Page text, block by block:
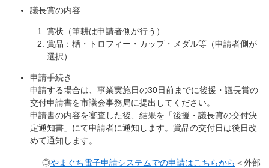
議長賞の内容
賞状（筆耕は申請者側が行う）
賞品：楯・トロフィー・カップ・メダル等（申請者側が
選択）
申請手続き
申請する場合は、事業実施日の30日前までに後援・議長賞の
交付申請書を市議会事務局に提出してください。
申請書の内容を審査した後、結果を「後援・議長賞の交付決
定通知書」にて申請者に通知します。賞品の交付日は後日改
めて通知します。
◎やまぐち電子申請システムでの申請はこちらから ＜外部